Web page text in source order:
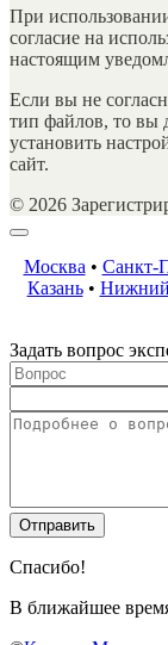
При
согласие на
настоящим
Если вы не
тип файлов, то вы
установить
сайт.
© 2026
Москва • Санкт-
Казань•
Задать вопрос
Спасибо!
В ближайшее